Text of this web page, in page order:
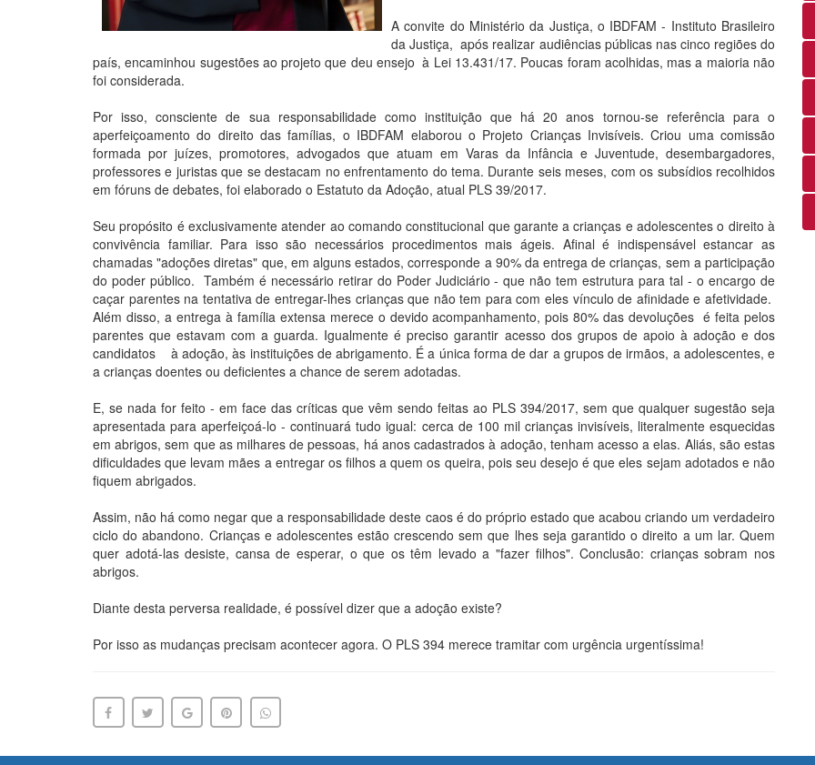
A convite do Ministério da Justiça, o IBDFAM - Instituto Brasileiro
da Justiça, após realizar audiências públicas nas cinco regiões do
país, encaminhou sugestões ao projeto que deu ensejo à Lei 13.431/17. Poucas foram acolhidas, mas a maioria não
foi considerada.
Por isso, consciente de sua responsabilidade como instituição que há 20 anos tornou-se referência para o
aperfeiçoamento do direito das famílias, o IBDFAM elaborou o Projeto Crianças Invisíveis. Criou uma comissão
formada por juízes, promotores, advogados que atuam em Varas da Infância e Juventude, desembargadores,
professores e juristas que se destacam no enfrentamento do tema. Durante seis meses, com os subsídios recolhidos
em fóruns de debates, foi elaborado o Estatuto da Adoção, atual PLS 39/2017.
Seu propósito é exclusivamente atender ao comando constitucional que garante a crianças e adolescentes o direito à
convivência familiar. Para isso são necessários procedimentos mais ágeis. Afinal é indispensável estancar as
chamadas "adoções diretas" que, em alguns estados, corresponde a 90% da entrega de crianças, sem a participação
do poder público. Também é necessário retirar do Poder Judiciário - que não tem estrutura para tal - o encargo de
caçar parentes na tentativa de entregar-lhes crianças que não tem para com eles vínculo de afinidade e afetividade.
Além disso, a entrega à família extensa merece o devido acompanhamento, pois 80% das devoluções é feita pelos
parentes que estavam com a guarda. Igualmente é preciso garantir acesso dos grupos de apoio à adoção e dos
candidatos à adoção, às instituições de abrigamento. É a única forma de dar a grupos de irmãos, a adolescentes, e
a crianças doentes ou deficientes a chance de serem adotadas.
E, se nada for feito - em face das críticas que vêm sendo feitas ao PLS 394/2017, sem que qualquer sugestão seja
apresentada para aperfeiçoá-lo - continuará tudo igual: cerca de 100 mil crianças invisíveis, literalmente esquecidas
em abrigos, sem que as milhares de pessoas, há anos cadastrados à adoção, tenham acesso a elas. Aliás, são estas
dificuldades que levam mães a entregar os filhos a quem os queira, pois seu desejo é que eles sejam adotados e não
fiquem abrigados.
Assim, não há como negar que a responsabilidade deste caos é do próprio estado que acabou criando um verdadeiro
ciclo do abandono. Crianças e adolescentes estão crescendo sem que lhes seja garantido o direito a um lar. Quem
quer adotá-las desiste, cansa de esperar, o que os têm levado a "fazer filhos". Conclusão: crianças sobram nos
abrigos.
Diante desta perversa realidade, é possível dizer que a adoção existe?
Por isso as mudanças precisam acontecer agora. O PLS 394 merece tramitar com urgência urgentíssima!